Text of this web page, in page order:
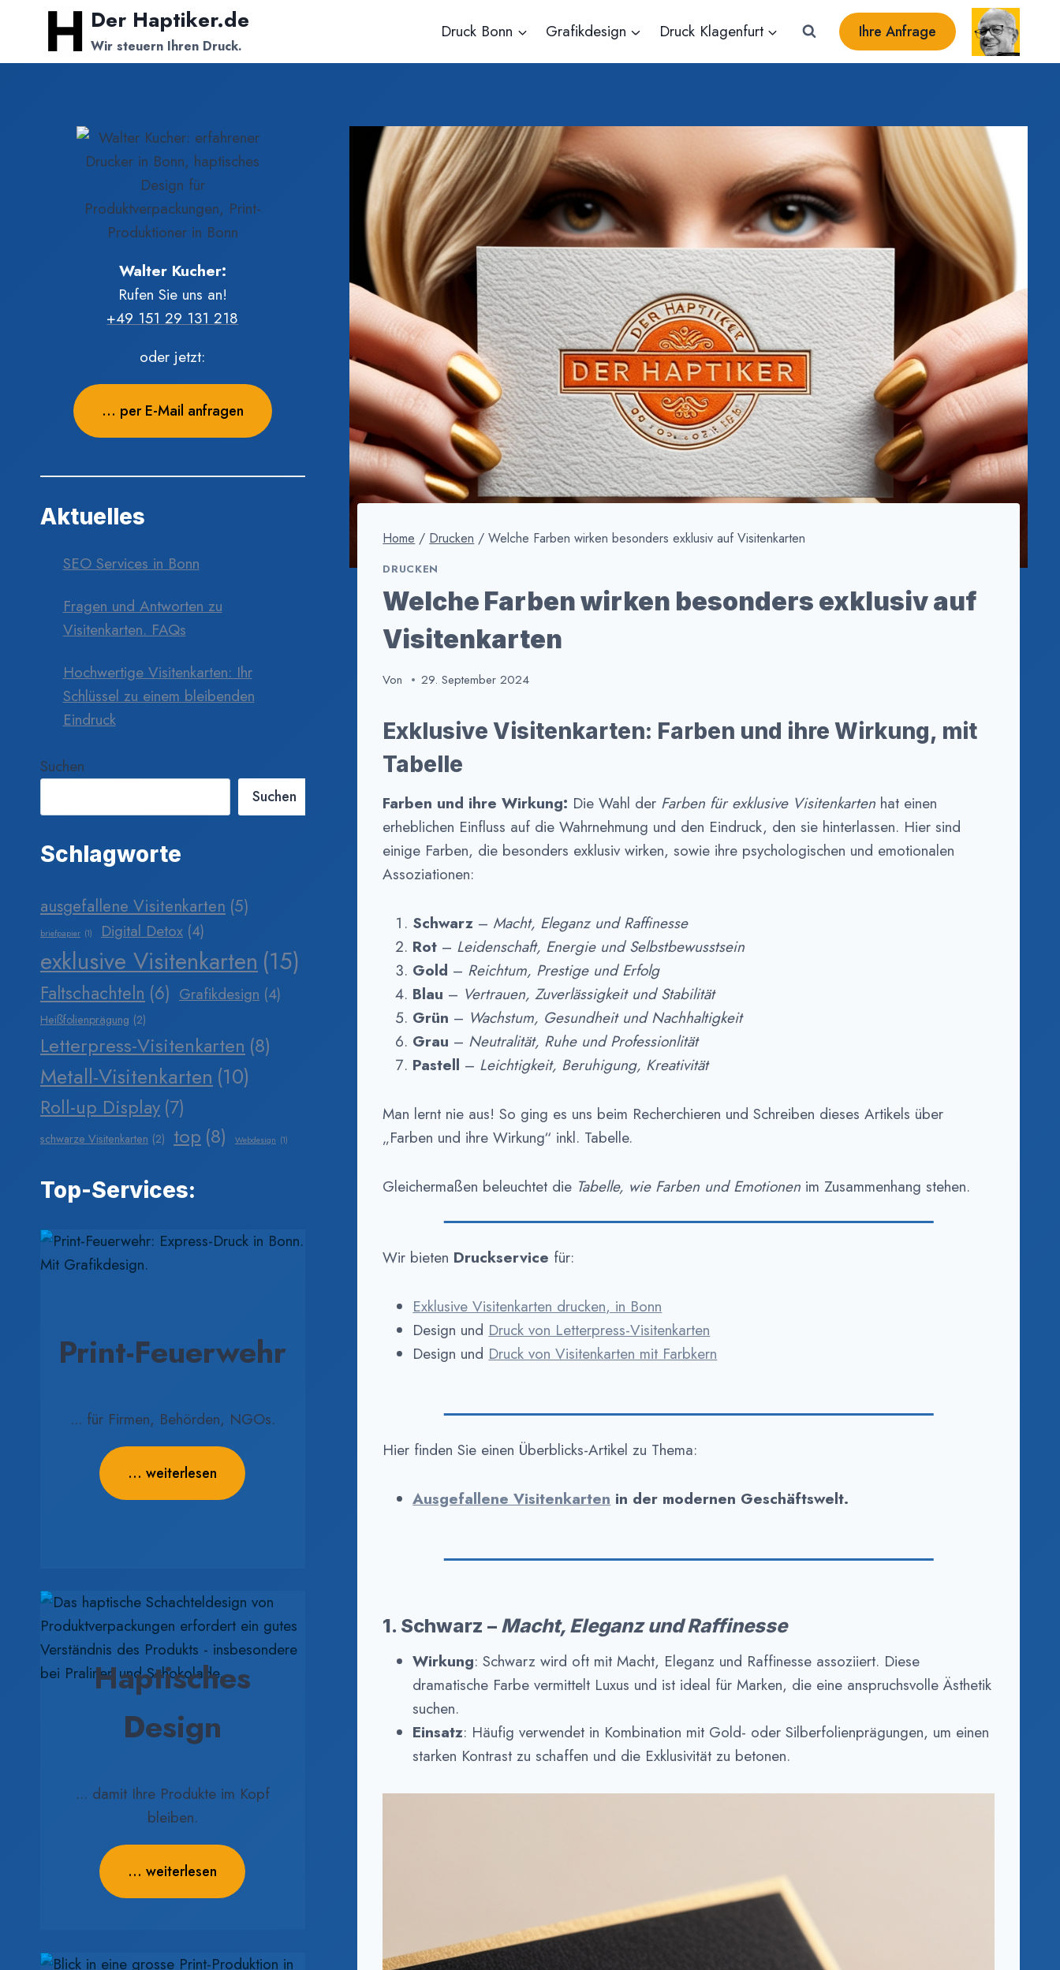
springen
Der Haptiker.de
Wir steuern Ihren Druck.
Druck Bonn Grafikdesign Druck Klagenfurt Ihre Anfrage
Home / Drucken / Welche Farben wirken besonders exklusiv auf Visitenkarten
DRUCKEN
Welche Farben wirken besonders exklusiv auf
Visitenkarten
Von 29. September 2024
Exklusive Visitenkarten: Farben und ihre Wirkung, mit
Tabelle
Farben und ihre Wirkung: Die Wahl der Farben für exklusive Visitenkarten hat einen
erheblichen Einfluss auf die Wahrnehmung und den Eindruck, den sie hinterlassen. Hier sind
einige Farben, die besonders exklusiv wirken, sowie ihre psychologischen und emotionalen
Assoziationen:
Schwarz – Macht, Eleganz und Raffinesse
Rot – Leidenschaft, Energie und Selbstbewusstsein
Gold – Reichtum, Prestige und Erfolg
Blau – Vertrauen, Zuverlässigkeit und Stabilität
Grün – Wachstum, Gesundheit und Nachhaltigkeit
Grau – Neutralität, Ruhe und Professionlität
Pastell – Leichtigkeit, Beruhigung, Kreativität
Man lernt nie aus! So ging es uns beim Recherchieren und Schreiben dieses Artikels über
„Farben und ihre Wirkung“ inkl. Tabelle.
Gleichermaßen beleuchtet die Tabelle, wie Farben und Emotionen im Zusammenhang stehen.
Wir bieten Druckservice für:
Exklusive Visitenkarten drucken, in Bonn
Design und Druck von Letterpress-Visitenkarten
Design und Druck von Visitenkarten mit Farbkern
Hier finden Sie einen Überblicks-Artikel zu Thema:
Ausgefallene Visitenkarten in der modernen Geschäftswelt.
1. Schwarz – Macht, Eleganz und Raffinesse
Wirkung: Schwarz wird oft mit Macht, Eleganz und Raffinesse assoziiert. Diese
dramatische Farbe vermittelt Luxus und ist ideal für Marken, die eine anspruchsvolle Ästhetik
suchen.
Einsatz: Häufig verwendet in Kombination mit Gold- oder Silberfolienprägungen, um einen
starken Kontrast zu schaffen und die Exklusivität zu betonen.
Walter Kucher:
Rufen Sie uns an!
+49 151 29 131 218
oder jetzt:
... per E-Mail anfragen
Aktuelles
SEO Services in Bonn
Fragen und Antworten zu
Visitenkarten. FAQs
Hochwertige Visitenkarten: Ihr
Schlüssel zu einem bleibenden
Eindruck
Suchen
Suchen
Schlagworte
ausgefallene Visitenkarten (5)
briefpapier (1) Digital Detox (4)
exklusive Visitenkarten (15)
Faltschachteln (6) Grafikdesign (4)
Heißfolienprägung (2)
Letterpress-Visitenkarten (8)
Metall-Visitenkarten (10)
Roll-up Display (7)
schwarze Visitenkarten (2) top (8) Webdesign (1)
Top-Services:
Print-Feuerwehr
... für Firmen, Behörden, NGOs.
... weiterlesen
Haptisches
Design
... damit Ihre Produkte im Kopf
bleiben.
... weiterlesen